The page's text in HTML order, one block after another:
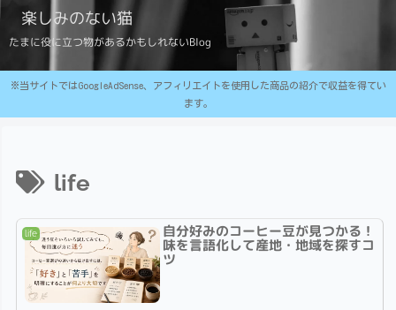
楽しみのない猫
たまに役に立つ物があるかもしれないBlog
※当サイトではGoogleAdSense、アフィリエイトを使用した商品の紹介で収益を得てい
ます。
life
life 自分好みのコーヒー豆が見つかる！
味を言語化して産地・地域を探すコ
ツ